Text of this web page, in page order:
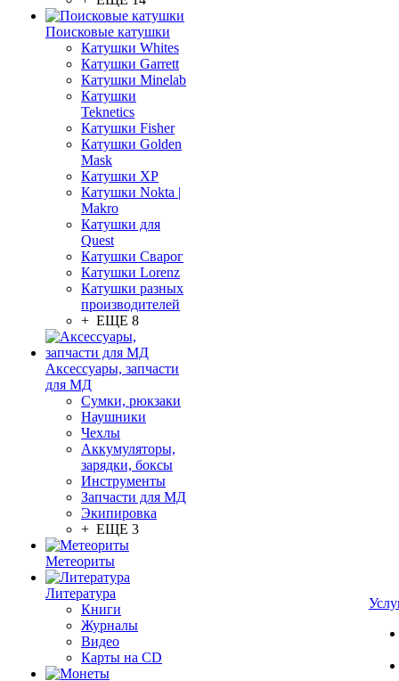
Поисковые катушки
Катушки Whites
Катушки Garrett
Катушки Minelab
Катушки
Teknetics
Катушки Fisher
Катушки Golden
Mask
Катушки XP
Катушки Nokta |
Makro
Катушки для
Quest
Катушки Сварог
Катушки Lorenz
Катушки разных
производителей
+ ЕЩЕ 8
Аксессуары, запчасти
для МД
Сумки, рюкзаки
Наушники
Чехлы
Аккумуляторы,
зарядки, боксы
Инструменты
Запчасти для МД
Экипировка
+ ЕЩЕ 3
Метеориты
Литература
Книги
Журналы
Видео
Карты на CD